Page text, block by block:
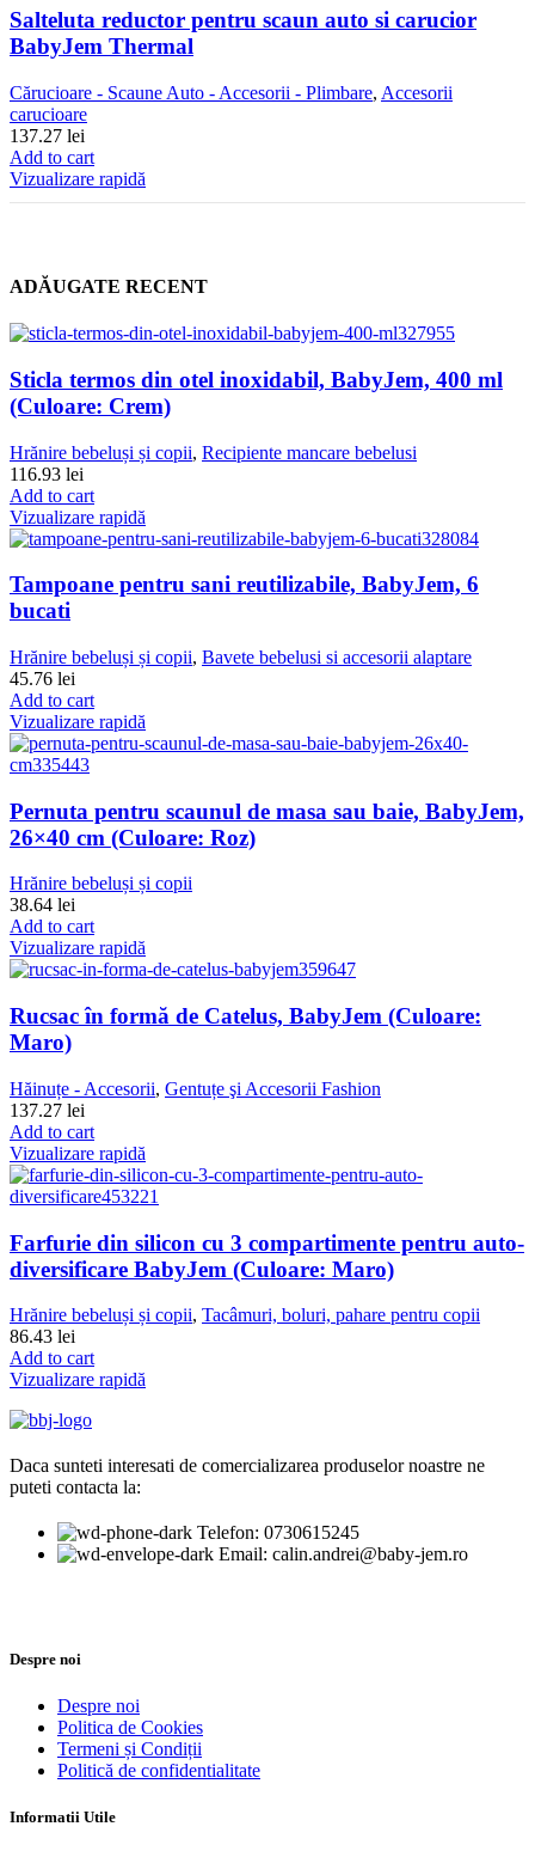
Salteluta reductor pentru scaun auto si carucior
BabyJem Thermal
Cărucioare - Scaune Auto - Accesorii - Plimbare, Accesorii
carucioare
137.27 lei
Add to cart
Vizualizare rapidă
ADĂUGATE RECENT
Sticla termos din otel inoxidabil, BabyJem, 400 ml
(Culoare: Crem)
Hrănire bebeluși și copii, Recipiente mancare bebelusi
116.93 lei
Add to cart
Vizualizare rapidă
Tampoane pentru sani reutilizabile, BabyJem, 6
bucati
Hrănire bebeluși și copii, Bavete bebelusi si accesorii alaptare
45.76 lei
Add to cart
Vizualizare rapidă
Pernuta pentru scaunul de masa sau baie, BabyJem,
26×40 cm (Culoare: Roz)
Hrănire bebeluși și copii
38.64 lei
Add to cart
Vizualizare rapidă
Rucsac în formă de Catelus, BabyJem (Culoare:
Maro)
Hăinuțe - Accesorii, Gentuțe şi Accesorii Fashion
137.27 lei
Add to cart
Vizualizare rapidă
Farfurie din silicon cu 3 compartimente pentru auto-
diversificare BabyJem (Culoare: Maro)
Hrănire bebeluși și copii, Tacâmuri, boluri, pahare pentru copii
86.43 lei
Add to cart
Vizualizare rapidă
Daca sunteti interesati de comercializarea produselor noastre ne
puteti contacta la:
Telefon: 0730615245
Email: calin.andrei@baby-jem.ro
Despre noi
Despre noi
Politica de Cookies
Termeni și Condiții
Politică de confidentialitate
Informatii Utile